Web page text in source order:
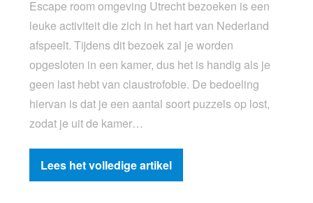
Escape room omgeving Utrecht bezoeken is een
leuke activiteit die zich in het hart van Nederland
afspeelt. Tijdens dit bezoek zal je worden
opgesloten in een kamer, dus het is handig als je
geen last hebt van claustrofobie. De bedoeling
hiervan is dat je een aantal soort puzzels op lost,
zodat je uit de kamer…
Lees het volledige artikel